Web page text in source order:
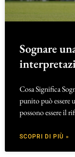
Sognare
Cosa Significa
punito può essere
possono essere il
SCOPRI DI PIÙ »